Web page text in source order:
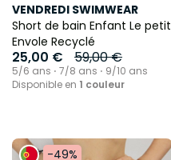
VENDREDI SWIMWEAR
Short de bain Enfant Le petit
Envole Recyclé
25,00 € 59,00 €
5/6 ans ⋅ 7/8 ans ⋅ 9/10 ans
Disponible en 1 couleur
-49%